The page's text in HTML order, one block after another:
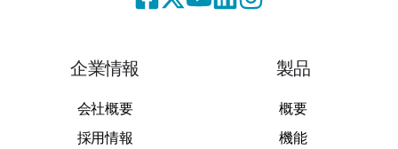
企業情報
会社概要
採用情報
製品
概要
機能